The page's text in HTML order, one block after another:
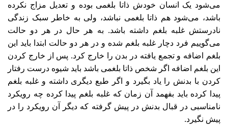
می‌شود یک انسان خودش ذاتا بلغمی بوده و تعدیل مزاج نکرده
باشد، می‌شود هم ذاتا بلغمی نباشد، ولی به خاطر سبک زندگی
نادرستش غلبه بلغم داشته باشد. به هر حال در هر دو حالت
می‌گوییم فرد دچار غلبه بلغم شده و در هر دو حالت ابتدا باید این
بلغم اضافه و تجمع یافته در بدن را خارج کرد. پس از خارج کردن
این بلغم اضافه اگر شخص ذاتا بلغمی باشد باید شیوه درست رفتار
کردن با بدنش را یاد بگیرد و اگر طبع دیگری داشته و غلبه بلغم
پیدا کرده باید بفهمد آن زمان که غلبه بلغم پیدا کرده چه رویکرد
نامناسبی در قبال بدنش در پیش گرفته که دیگر آن رویکرد را در
پیش نگیرد.